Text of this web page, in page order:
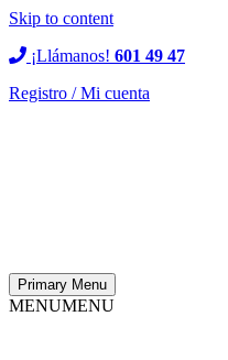
Skip to content
¡Llámanos! 601 49 47
Registro / Mi cuenta
Primary Menu
MENUMENU